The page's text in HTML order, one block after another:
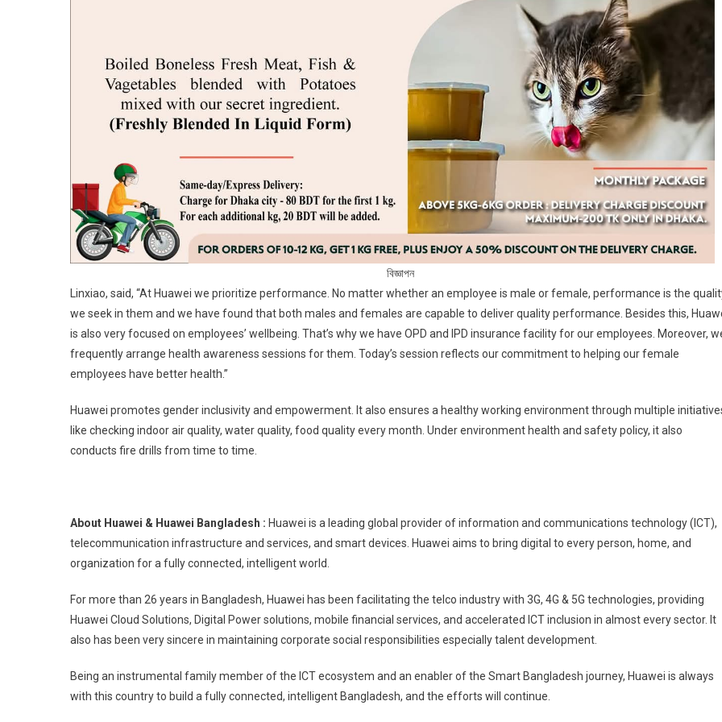
বিজ্ঞাপন
Linxiao, said, “At Huawei we prioritize performance. No matter whether an employee is male or female, performance is the
we seek in them and we have found that both males and females are capable to deliver quality performance. Besides this,
is also very focused on employees’ wellbeing. That’s why we have OPD and IPD insurance facility for our employees. Moreover,
frequently arrange health awareness sessions for them. Today’s session reflects our commitment to helping our female
employees have better health.”
Huawei promotes gender inclusivity and empowerment. It also ensures a healthy working environment through multiple
like checking indoor air quality, water quality, food quality every month. Under environment health and safety policy, it also
conducts fire drills from time to time.
About Huawei & Huawei Bangladesh : Huawei is a leading global provider of information and communications technology (ICT),
telecommunication infrastructure and services, and smart devices. Huawei aims to bring digital to every person, home, and
organization for a fully connected, intelligent world.
For more than 26 years in Bangladesh, Huawei has been facilitating the telco industry with 3G, 4G & 5G technologies, providing
Huawei Cloud Solutions, Digital Power solutions, mobile financial services, and accelerated ICT inclusion in almost every sector. It
also has been very sincere in maintaining corporate social responsibilities especially talent development.
Being an instrumental family member of the ICT ecosystem and an enabler of the Smart Bangladesh journey, Huawei is always
with this country to build a fully connected, intelligent Bangladesh, and the efforts will continue.